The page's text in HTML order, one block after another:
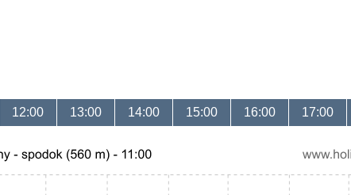
12:00 13:00 14:00 15:00 16:00 17:00